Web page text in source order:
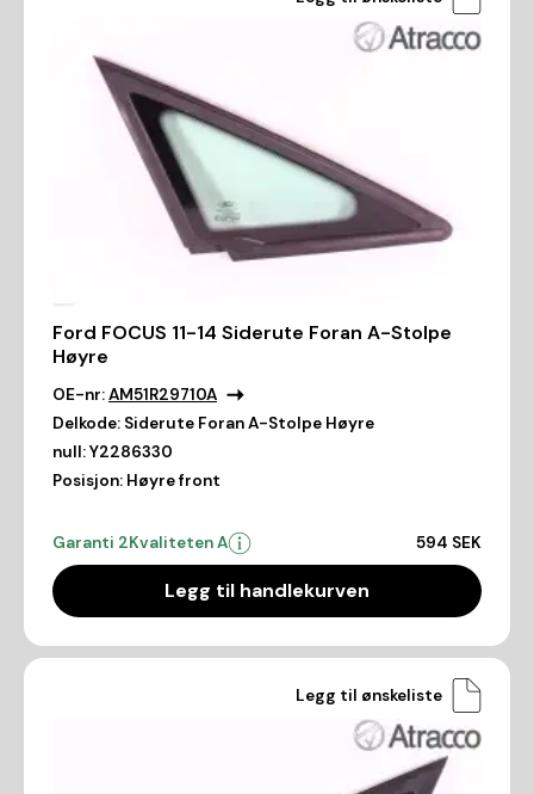
Ford FOCUS 11-14 Siderute Foran A-Stolpe
Høyre
OE-nr:AM51R29710A
Delkode: Siderute Foran A-Stolpe Høyre
null:Y2286330
Posisjon: Høyre front
Garanti 2Kvaliteten A 594 SEK
Legg til handlekurven
Legg til ønskeliste